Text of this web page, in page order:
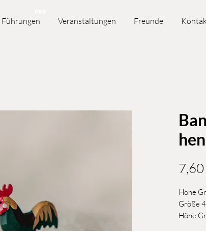
Führungen Veranstaltungen Freunde
Höhe
Größe
Höhe